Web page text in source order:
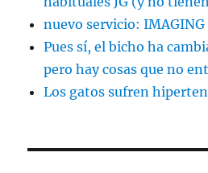
nuevo servicio: IMAGING
Pues sí, el bicho ha
pero hay cosas que no
Los gatos sufren